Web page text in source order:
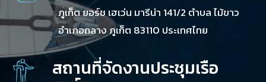
ภูเก็ต ยอร์ช เฮเว่น มารีน่า 141/2 ตำบล ไม้ขาว
อำเภอถลาง ภูเก็ต 83110 ประเทศไทย
สถานที่จัดงานประชุมเรือ